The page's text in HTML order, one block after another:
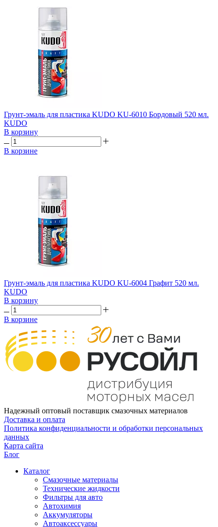
Грунт-эмаль для пластика KUDO KU-6010 Бордовый 520 мл.
KUDO
В корзину
В корзине
Грунт-эмаль для пластика KUDO KU-6004 Графит 520 мл.
KUDO
В корзину
В корзине
Надежный оптовый поставщик смазочных материалов
Доставка и оплата
Политика конфиденциальности и обработки персональных
данных
Карта сайта
Блог
Каталог
Смазочные материалы
Технические жидкости
Фильтры для авто
Автохимия
Аккумуляторы
Автоаксессуары